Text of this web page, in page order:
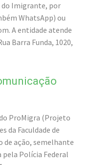
do Imigrante, por
WhatsApp) ou
A entidade atende
Barra Funda, 1020,
ProMigra (Projeto
da Faculdade de
de ação, semelhante
Polícia Federal